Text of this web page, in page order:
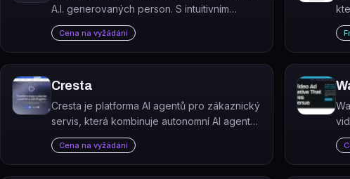
A.I. generovaných person. S intuitivním
rozhraním a výkonnými algoritmy rychle
analyzuje PersonaGen vaši cílovou skupinu a
generuje přesné uživatelské…
Cena na vyžádání
Cresta
Cresta je platforma AI agentů pro zákaznický
servis, která kombinuje autonomní AI agenty
s asistencí živých operátorů v reálném čase.
Cena na vyžádání